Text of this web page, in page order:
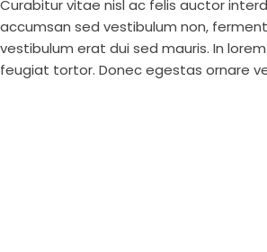
Curabitur vitae nisl ac felis auctor
accumsan sed vestibulum non,
vestibulum erat dui sed mauris. In
feugiat tortor. Donec egestas ornare